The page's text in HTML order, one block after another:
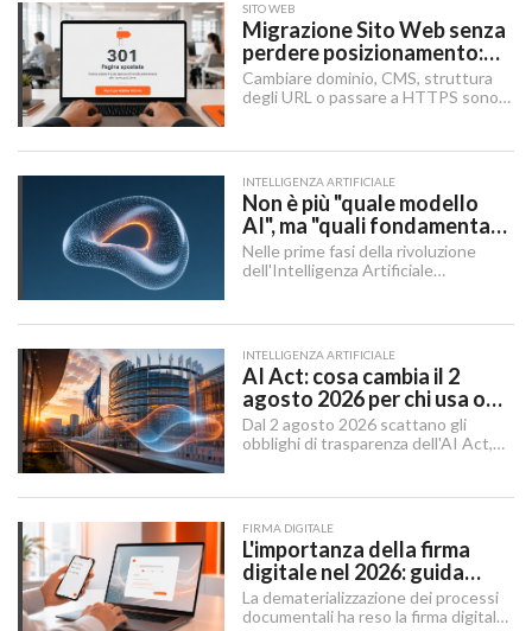
SITO WEB
Migrazione Sito Web senza
perdere posizionamento:
Redirect 301, URL e
Checklist SEO
Cambiare dominio, CMS, struttura
degli URL o passare a HTTPS sono i
ricerca.
INTELLIGENZA ARTIFICIALE
Non è più "quale modello
AI", ma "quali fondamenta":
dati, infrastruttura,
governance
Nelle prime fasi della rivoluzione
dell'Intelligenza Artificiale
"Quale modello dobbiamo usare?".
INTELLIGENZA ARTIFICIALE
AI Act: cosa cambia il 2
agosto 2026 per chi usa o
integra l'AI
Dal 2 agosto 2026 scattano gli
obblighi di trasparenza dell'AI Act,
rinviato quelli sui sistemi ad alto
FIRMA DIGITALE
L'importanza della firma
digitale nel 2026: guida
completa per aziende e
professionisti
La dematerializzazione dei processi
documentali ha reso la firma digitale